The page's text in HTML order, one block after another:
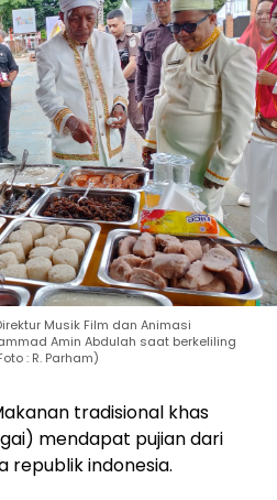
Musik Film dan Animasi
Amin Abdulah saat berkeliling
: R. Parham)
tradisional khas
mendapat pujian dari
republik indonesia.